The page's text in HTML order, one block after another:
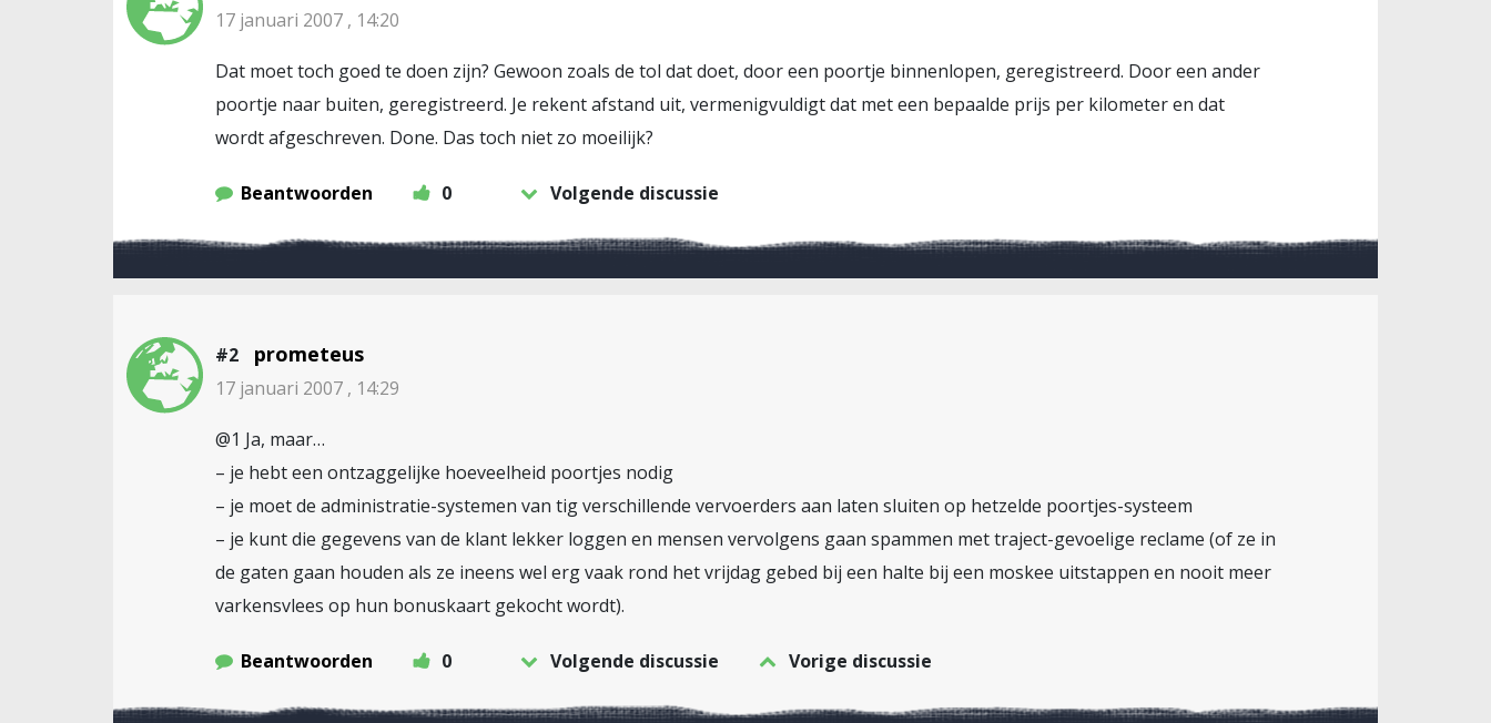
17 januari 2007 , 14:20
Dat moet toch goed te doen zijn? Gewoon zoals de tol dat doet, door een poortje binnenlopen, geregistreerd. Door een ander
poortje naar buiten, geregistreerd. Je rekent afstand uit, vermenigvuldigt dat met een bepaalde prijs per kilometer en dat
wordt afgeschreven. Done. Das toch niet zo moeilijk?
Beantwoorden 0 Volgende discussie
#2 prometeus
17 januari 2007 , 14:29
@1 Ja, maar…
– je hebt een ontzaggelijke hoeveelheid poortjes nodig
– je moet de administratie-systemen van tig verschillende vervoerders aan laten sluiten op hetzelde poortjes-systeem
– je kunt die gegevens van de klant lekker loggen en mensen vervolgens gaan spammen met traject-gevoelige reclame (of ze in
de gaten gaan houden als ze ineens wel erg vaak rond het vrijdag gebed bij een halte bij een moskee uitstappen en nooit meer
varkensvlees op hun bonuskaart gekocht wordt).
Beantwoorden 0 Volgende discussie Vorige discussie